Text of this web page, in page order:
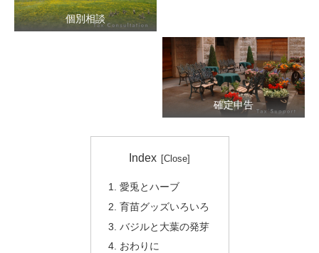
個別相談
税務顧問
確定申告
Index
愛兎とハーブ
育苗グッズいろいろ
バジルと大葉の発芽
おわりに